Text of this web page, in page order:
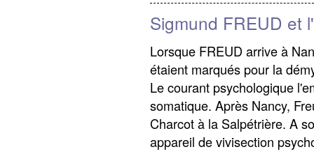
Sigmund FREUD et
Lorsque FREUD arrive à
étaient marqués pour la
Le courant psychologique
somatique. Après Nancy,
Charcot à la Salpétrière. A
appareil de vivisection